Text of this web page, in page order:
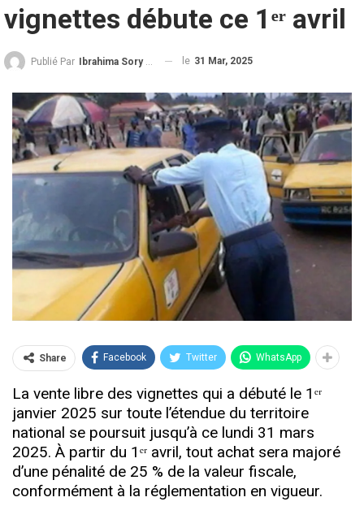
vignettes débute ce 1ᵉʳ avril
Publié Par Ibrahima Sory Diallo le 31 Mar, 2025
Share Facebook Twitter WhatsApp
La vente libre des vignettes qui a débuté le 1ᵉʳ
janvier 2025 sur toute l’étendue du territoire
national se poursuit jusqu’à ce lundi 31 mars
2025. À partir du 1ᵉʳ avril, tout achat sera majoré
d’une pénalité de 25 % de la valeur fiscale,
conformément à la réglementation en vigueur.